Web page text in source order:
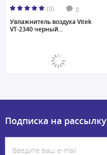
(0) 0
Увлажнитель воздуха Vitek
VT-2340 черный...
Подписка на рассылку